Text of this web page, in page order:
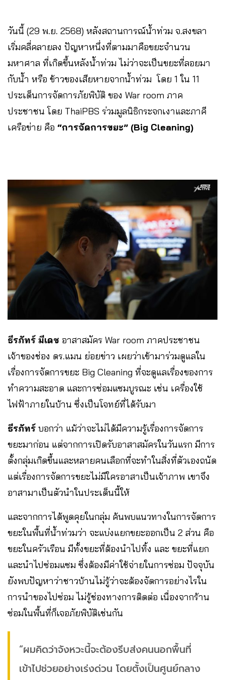
วันนี้ (29 พ.ย. 2568) หลังสถานการณ์น้ำท่วม จ.สงขลา
เริ่มคลี่คลายลง ปัญหาหนึ่งที่ตามมาคือขยะจำนวน
มหาศาล ที่เกิดขึ้นหลังน้ำท่วม ไม่ว่าจะเป็นขยะที่ลอยมา
กับน้ำ หรือ ข้าวของเสียหายจากน้ำท่วม โดย 1 ใน 11
ประเด็นการจัดการภัยพิบัติ ของ War room ภาค
ประชาชน โดย ThaiPBS ร่วมมูลนิธิกระจกเงาและภาคี
เครือข่าย คือ “การจัดการขยะ” (Big Cleaning)
ธีรภัทร์ มีเดช อาสาสมัคร War room ภาคประชาชน
เจ้าของช่อง ดร.แมน ย่อยข่าว เผยว่าเข้ามาร่วมดูแลใน
เรื่องการจัดการขยะ Big Cleaning ที่จะดูแลเรื่องของการ
ทำความสะอาด และการซ่อมแซมบูรณะ เช่น เครื่องใช้
ไฟฟ้าภายในบ้าน ซึ่งเป็นโจทย์ที่ได้รับมา
ธีรภัทร์ บอกว่า แม้ว่าจะไม่ได้มีความรู้เรื่องการจัดการ
ขยะมาก่อน แต่จากการเปิดรับอาสาสมัครในวันแรก มีการ
ตั้งกลุ่มเกิดขึ้นและหลายคนเลือกที่จะทำในสิ่งที่ตัวเองถนัด
แต่เรื่องการจัดการขยะไม่มีใครอาสาเป็นเจ้าภาพ เขาจึง
อาสามาเป็นตัวนำในประเด็นนี้ให้
และจากการได้พูดคุยในกลุ่ม ค้นพบแนวทางในการจัดการ
ขยะในพื้นที่น้ำท่วมว่า จะแบ่งแยกขยะออกเป็น 2 ส่วน คือ
ขยะในครัวเรือน มีทั้งขยะที่ต้องนำไปทิ้ง และ ขยะที่แยก
และนำไปซ่อมแซม ซึ่งต้องมีค่าใช้จ่ายในการซ่อม ปัจจุบัน
ยังพบปัญหาว่าชาวบ้านไม่รู้ว่าจะต้องจัดการอย่างไรใน
การนำของไปซ่อม ไม่รู้ช่องทางการติดต่อ เนื่องจากร้าน
ซ่อมในพื้นที่ก็เจอภัยพิบัติเช่นกัน
“ผมคิดว่าจังหวะนี้จะต้องรีบส่งคนนอกพื้นที่
เข้าไปช่วยอย่างเร่งด่วน โดยตั้งเป็นศูนย์กลาง